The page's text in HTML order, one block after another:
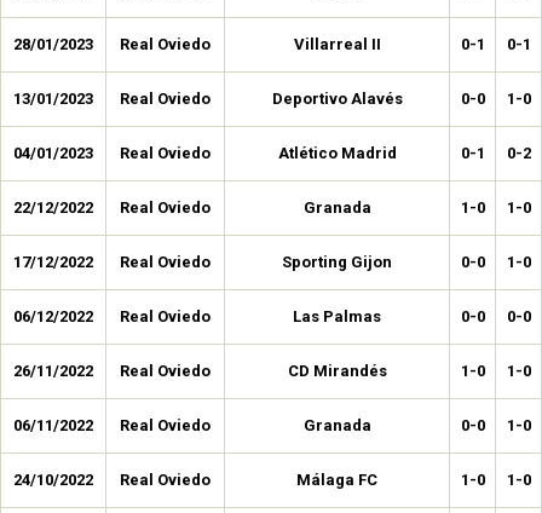
28/01/2023 Real Oviedo Villarreal II 0-1 0-1
13/01/2023 Real Oviedo Deportivo Alavés 0-0 1-0
04/01/2023 Real Oviedo Atlético Madrid 0-1 0-2
22/12/2022 Real Oviedo Granada 1-0 1-0
17/12/2022 Real Oviedo Sporting Gijon 0-0 1-0
06/12/2022 Real Oviedo Las Palmas 0-0 0-0
26/11/2022 Real Oviedo CD Mirandés 1-0 1-0
06/11/2022 Real Oviedo Granada 0-0 1-0
24/10/2022 Real Oviedo Málaga FC 1-0 1-0